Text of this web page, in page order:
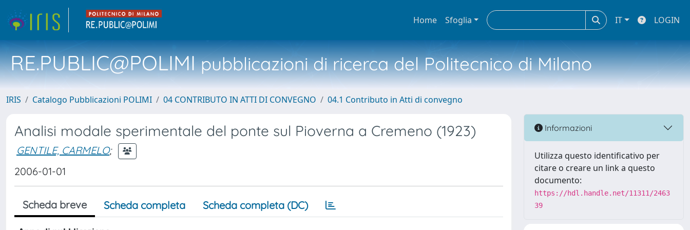
Home Sfoglia IT LOGIN
RE.PUBLIC@POLIMIpubblicazioni di ricerca del Politecnico di Milano
IRIS Catalogo Pubblicazioni POLIMI 04 CONTRIBUTO IN ATTI DI CONVEGNO 04.1 Contributo in Atti di convegno
Analisi modale sperimentale del ponte sul Pioverna a Cremeno (1923)
GENTILE, CARMELO;
2006-01-01
Scheda breve Scheda completa Scheda completa (DC)
Informazioni
Utilizza questo identificativo per
citare o creare un link a questo
documento:
https://hdl.handle.net/11311/2463
39